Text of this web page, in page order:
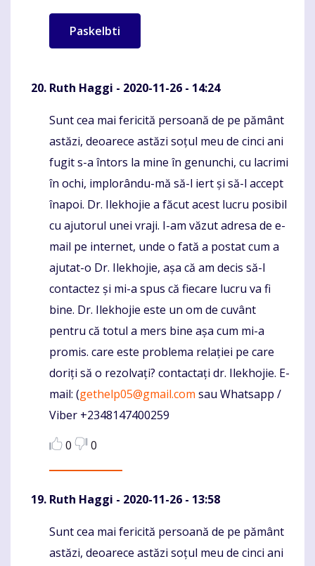
Ruth Haggi - 2020-11-26 - 14:24
Komentaras
Sunt cea mai fericită persoană de pe pământ
astăzi, deoarece astăzi soțul meu de cinci ani
fugit s-a întors la mine în genunchi, cu lacrimi
în ochi, implorându-mă să-l iert și să-l accept
înapoi. Dr. Ilekhojie a făcut acest lucru posibil
cu ajutorul unei vraji. I-am văzut adresa de e-
mail pe internet, unde o fată a postat cum a
ajutat-o Dr. Ilekhojie, așa că am decis să-l
contactez și mi-a spus că fiecare lucru va fi
bine. Dr. Ilekhojie este un om de cuvânt
pentru că totul a mers bine așa cum mi-a
promis. care este problema relației pe care
doriți să o rezolvați? contactați dr. Ilekhojie. E-
mail: (gethelp05@gmail.com sau Whatsapp /
Viber +2348147400259
0
0
Ruth Haggi - 2020-11-26 - 13:58
Komentaras
Sunt cea mai fericită persoană de pe pământ
astăzi, deoarece astăzi soțul meu de cinci ani